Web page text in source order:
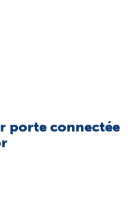
porte connectée